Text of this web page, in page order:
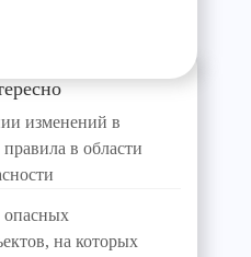
изменений в
в области
опасных
на которых